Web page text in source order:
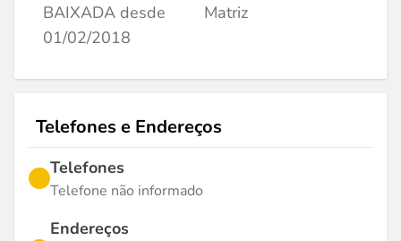
BAIXADA desde
01/02/2018
Matriz
Telefones e Endereços
Telefones
Telefone não informado
Endereços